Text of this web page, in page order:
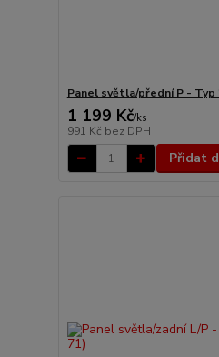
Panel světla/přední P - Typ
1 199 Kč/ks
991 Kč bez DPH
Přidat